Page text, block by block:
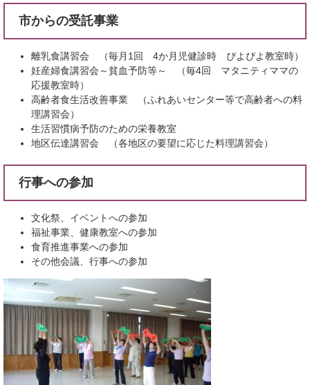
市からの受託事業
離乳食講習会 （毎月1回 4か月児健診時 ぴよぴよ教室時）
妊産婦食講習会～貧血予防等～ （毎4回 マタニティママの
応援教室時）
高齢者食生活改善事業 （ふれあいセンター等で高齢者への料
理講習会）
生活習慣病予防のための栄養教室
地区伝達講習会 （各地区の要望に応じた料理講習会）
行事への参加
文化祭、イベントへの参加
福祉事業、健康教室への参加
食育推進事業への参加
その他会議、行事への参加